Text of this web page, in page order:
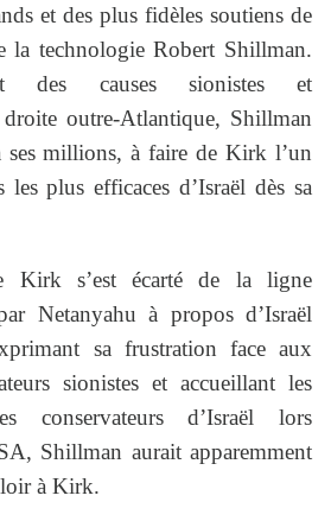
et des plus fidèles soutiens de
technologie Robert Shillman.
des causes sionistes et
droite outre-Atlantique, Shillman
ses millions, à faire de Kirk l’un
plus efficaces d’Israël dès sa
Kirk s’est écarté de la ligne
Netanyahu à propos d’Israël
sa frustration face aux
sionistes et accueillant les
conservateurs d’Israël lors
Shillman aurait apparemment
à Kirk.